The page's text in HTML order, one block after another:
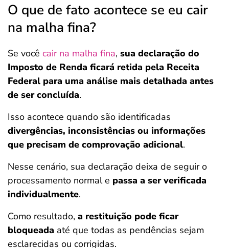
O que de fato acontece se eu cair
na malha fina?
Se você cair na malha fina, sua declaração do
Imposto de Renda ficará retida pela Receita
Federal para uma análise mais detalhada antes
de ser concluída.
Isso acontece quando são identificadas
divergências, inconsistências ou informações
que precisam de comprovação adicional.
Nesse cenário, sua declaração deixa de seguir o
processamento normal e passa a ser verificada
individualmente.
Como resultado, a restituição pode ficar
bloqueada até que todas as pendências sejam
esclarecidas ou corrigidas.